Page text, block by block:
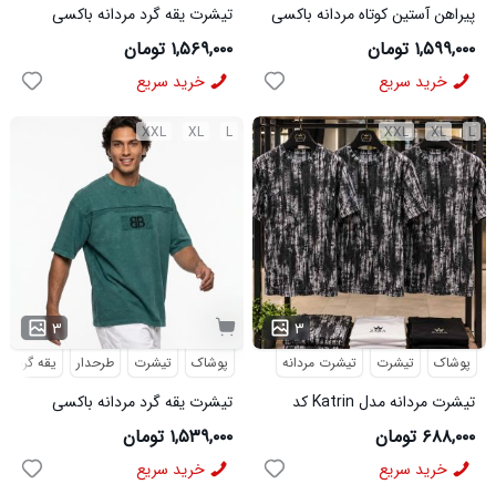
تیشرت یقه گرد مردانه باکسی
طرحدار پنبه دو رو سبز روشن مدل
50896
۱,۵۶۹,۰۰۰ تومان
خرید سریع
پیراهن آستین کوتاه مردانه باکسی
ساده لینن کرم مدل 50943
۱,۵۹۹,۰۰۰ تومان
خرید سریع
L
XL
XXL
۳
پوشاک تیشرت طرحدار یقه گرد
تیشرت یقه گرد مردانه باکسی
طرحدار مچینست سبز
Balenciaga مدل 50944
۱,۵۳۹,۰۰۰ تومان
خرید سریع
L
XL
XXL
۳ ...
پوشاک تیشرت تیشرت مردانه
تیشرت مردانه مدل Katrin کد
6579
۶۸۸,۰۰۰ تومان
خرید سریع